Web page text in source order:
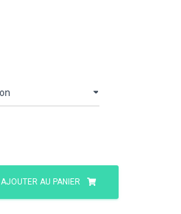
AJOUTER AU PANIER